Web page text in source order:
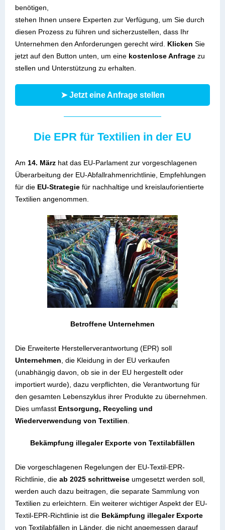
benötigen,
stehen Ihnen unsere Experten zur Verfügung, um Sie durch
diesen Prozess zu führen und sicherzustellen, dass Ihr
Unternehmen den Anforderungen gerecht wird. Klicken Sie
jetzt auf den Button unten, um eine kostenlose Anfrage zu
stellen und Unterstützung zu erhalten.
➤ Jetzt eine Anfrage stellen
Die EPR für Textilien in der EU
Am 14. März hat das EU-Parlament zur vorgeschlagenen
Überarbeitung der EU-Abfallrahmenrichtlinie, Empfehlungen
für die EU-Strategie für nachhaltige und kreislauforientierte
Textilien angenommen.
Betroffene Unternehmen
Die Erweiterte Herstellerverantwortung (EPR) soll
Unternehmen , die Kleidung in der EU verkaufen
(unabhängig davon, ob sie in der EU hergestellt oder
importiert wurde), dazu verpflichten, die Verantwortung für
den gesamten Lebenszyklus ihrer Produkte zu übernehmen.
Dies umfasst Entsorgung, Recycling und
Wiederverwendung von Textilien
Bekämpfung illegaler Exporte von Textilabfällen
Die vorgeschlagenen Regelungen der EU-Textil-EPR-
Richtlinie, die ab 2025 schrittweise umgesetzt werden soll,
werden auch dazu beitragen, die separate Sammlung von
Textilien zu erleichtern. Ein weiterer wichtiger Aspekt der EU-
Textil-EPR-Richtlinie ist die Bekämpfung illegaler Exporte
von Textilabfällen in Länder, die nicht angemessen darauf